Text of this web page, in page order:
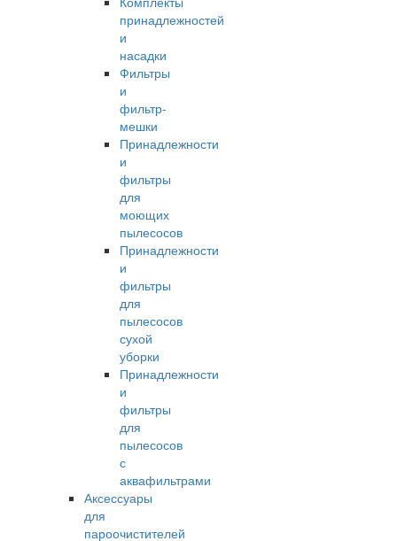
принадлежностей
и
насадки
Фильтры
и
фильтр-
мешки
Принадлежности
и
фильтры
для
моющих
пылесосов
Принадлежности
и
фильтры
для
пылесосов
сухой
уборки
Принадлежности
и
фильтры
для
пылесосов
с
аквафильтрами
Аксессуары
для
пароочистителей